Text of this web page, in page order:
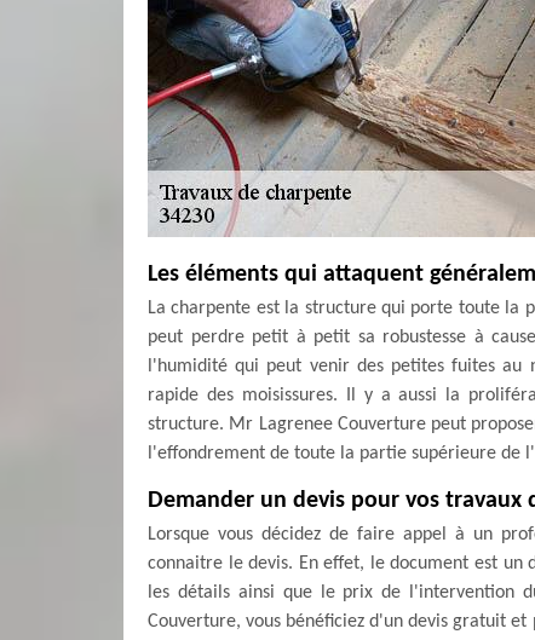
Les éléments qui attaquent
La charpente est la structure qui porte toute la
peut perdre petit à petit sa robustesse à
l'humidité qui peut venir des petites fuites
rapide des moisissures. Il y a aussi la
structure. Mr Lagrenee Couverture peut
l'effondrement de toute la partie supérieure de
Demander un devis pour vos travaux
Lorsque vous décidez de faire appel à un
connaitre le devis. En effet, le document est
les détails ainsi que le prix de l'intervention
Couverture, vous bénéficiez d'un devis gratuit et